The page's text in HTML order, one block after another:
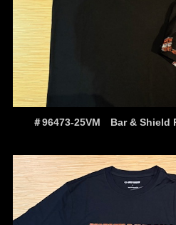
＃96473-25VM Bar & Shield